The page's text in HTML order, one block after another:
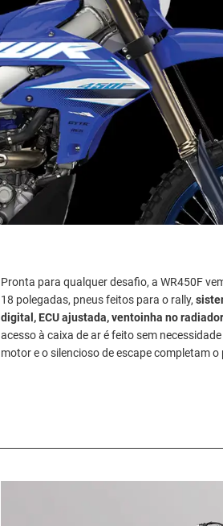
Pronta para qualquer desafio, a WR450F
18 polegadas, pneus feitos para o rally,
digital, ECU ajustada, ventoinha no
acesso à caixa de ar é feito sem
motor e o silencioso de escape completam